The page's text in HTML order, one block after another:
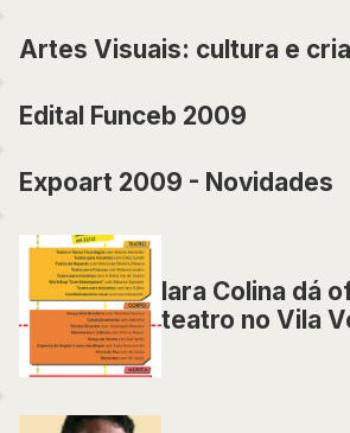
Artes Visuais: cultura e
Edital Funceb 2009
Expoart 2009 - Novidades
Iara Colina dá
teatro no Vila